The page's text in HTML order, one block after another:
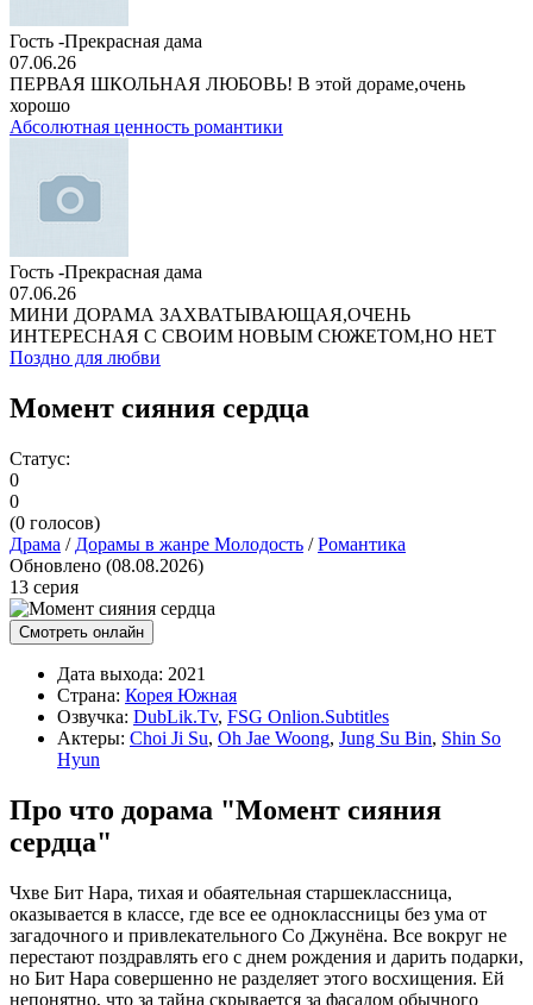
Гость -Прекрасная дама
07.06.26
ПЕРВАЯ ШКОЛЬНАЯ ЛЮБОВЬ! В этой дораме,очень
хорошо
Абсолютная ценность романтики
Гость -Прекрасная дама
07.06.26
МИНИ ДОРАМА ЗАХВАТЫВАЮЩАЯ,ОЧЕНЬ
ИНТЕРЕСНАЯ С СВОИМ НОВЫМ СЮЖЕТОМ,НО НЕТ
Поздно для любви
Момент сияния сердца
Статус:
0
0
(0 голосов)
Драма / Дорамы в жанре Молодость /Романтика
Обновлено (08.08.2026)
13 серия
Смотреть онлайн
Дата выхода: 2021
Страна: Корея Южная
Озвучка: DubLik.Tv, FSG Onlion.Subtitles
Актеры: Choi Ji Su, Oh Jae Woong, Jung Su Bin, Shin So
Hyun
Про что дорама "Момент сияния
сердца"
Чхве Бит Нара, тихая и обаятельная старшеклассница,
оказывается в классе, где все ее одноклассницы без ума от
загадочного и привлекательного Со Джунёна. Все вокруг не
перестают поздравлять его с днем рождения и дарить подарки,
но Бит Нара совершенно не разделяет этого восхищения. Ей
непонятно, что за тайна скрывается за фасадом обычного